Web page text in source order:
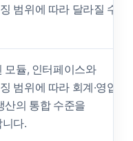
범위에 따라 달라질 수
모듈, 인터페이스와
범위에 따라 회계·영업·
산의 통합 수준을
다.